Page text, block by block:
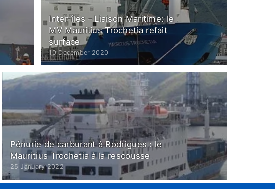
Inter-îles – Liaison Maritime: le
MV Mauritius Trochetia refait
surface
10 December 2020
Pénurie de carburant à Rodrigues : le
Mauritius Trochetia à la rescousse
25 January 2022